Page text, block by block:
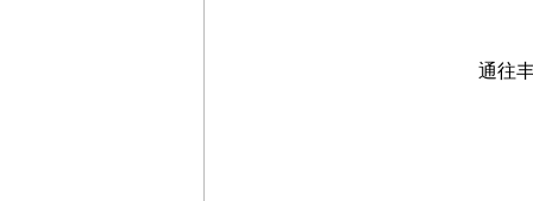
通往丰